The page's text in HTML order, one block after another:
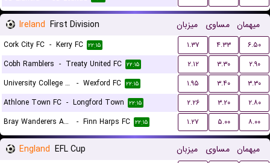
Ireland First Division میزبان مساوی میهمان
Cork City FC - Kerry FC ۲۲:۱۵ ۱.۳۷ ۴.۳۳
۶.۵۰
Cobh Ramblers - Treaty United FC ۲۲:۱۵ ۲.۱۲ ۳.۳۰
۲.۹۰
University College Dublin FC
- Wexford FC ۲۲:۱۵ ۱.۹۵ ۳.۴۰
۳.۳۰
Athlone Town FC - Longford Town ۲۲:۱۵ ۲.۲۶ ۳.۲۰
۲.۸۰
Bray Wanderers AFC
- Finn Harps FC ۲۲:۱۵ ۱.۲۷ ۵.۰۰ ۸.۰۰
England EFL Cup میزبان مساوی میهمان